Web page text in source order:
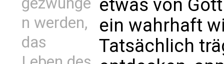
n werden,
das
etwas von
ein wahrhaft
Tatsächlich